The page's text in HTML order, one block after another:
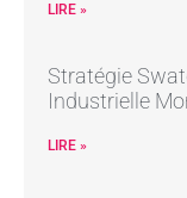
LIRE »
Stratégie
Industrielle
LIRE »